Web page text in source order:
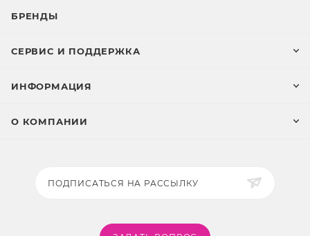
БРЕНДЫ
СЕРВИС И ПОДДЕРЖКА
ИНФОРМАЦИЯ
О КОМПАНИИ
ПОДПИСАТЬСЯ НА РАССЫЛКУ